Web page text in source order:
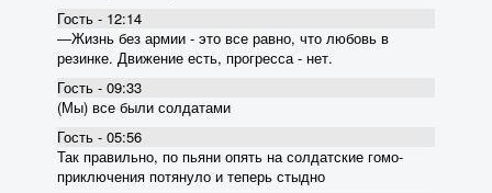
Гость - 12:14
―Жизнь без армии - это все равно, что любовь в
резинке. Движение есть, прогресса - нет.
Гость - 09:33
(Мы) все были солдатами
Гость - 05:56
Так правильно, по пьяни опять на солдатские гомо-
приключения потянуло и теперь стыдно